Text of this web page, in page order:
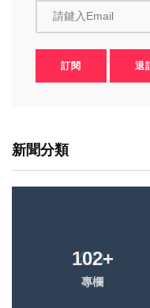
請鍵入Email
訂閱 退
新聞分類
102+
專欄